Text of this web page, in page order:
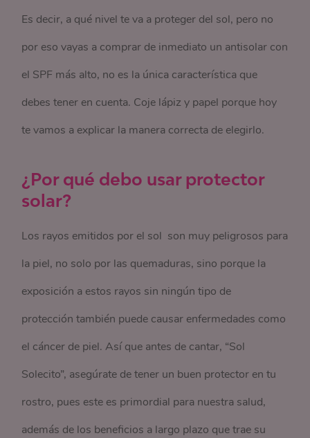
Es decir, a qué nivel te va a proteger del sol, pero no
por eso vayas a comprar de inmediato un antisolar con
el SPF más alto, no es la única característica que
debes tener en cuenta. Coje lápiz y papel porque hoy
te vamos a explicar la manera correcta de elegirlo.
¿Por qué debo usar protector
solar?
Los rayos emitidos por el sol son muy peligrosos para
la piel, no solo por las quemaduras, sino porque la
exposición a estos rayos sin ningún tipo de
protección también puede causar enfermedades como
el cáncer de piel. Así que antes de cantar, “Sol
Solecito”, asegúrate de tener un buen protector en tu
rostro, pues este es primordial para nuestra salud,
además de los beneficios a largo plazo que trae su